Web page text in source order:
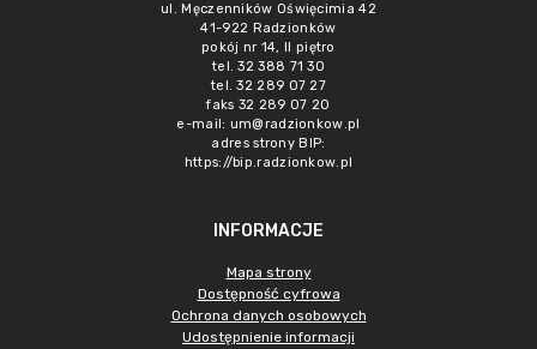
ul. Męczenników Oświęcimia 42
41-922 Radzionków
pokój nr 14, II piętro
tel. 32 388 71 30
tel. 32 289 07 27
faks 32 289 07 20
e-mail: um@radzionkow.pl
adres strony BIP:
https://bip.radzionkow.pl
INFORMACJE
Mapa strony
Dostępność cyfrowa
Ochrona danych osobowych
Udostępnienie informacji